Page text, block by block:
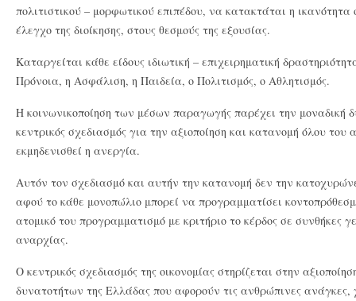
πολιτιστικού – μορφωτικού επιπέδου, να κατακτάται η ικανότητα
έλεγχο της διοίκησης, στους θεσμούς της εξουσίας.
Καταργείται κάθε είδους ιδιωτική – επιχειρηματική
Πρόνοια, η Ασφάλιση, η Παιδεία, ο Πολιτισμός, ο Αθλητισμός.
Η κοινωνικοποίηση των μέσων παραγωγής παρέχει την μοναδική
κεντρικός σχεδιασμός για την αξιοποίηση και κατανομή όλου
εκμηδενισθεί η ανεργία.
Αυτόν τον σχεδιασμό και αυτήν την κατανομή δεν την
αφού το κάθε μονοπώλιο μπορεί να προγραμματίσει
ατομικό του προγραμματισμό με κριτήριο το κέρδος σε συνθήκες
αναρχίας.
O κεντρικός σχεδιασμός της οικονομίας στηρίζεται στην
δυνατοτήτων της Ελλάδας που αφορούν τις ανθρώπινες ανάγκες,